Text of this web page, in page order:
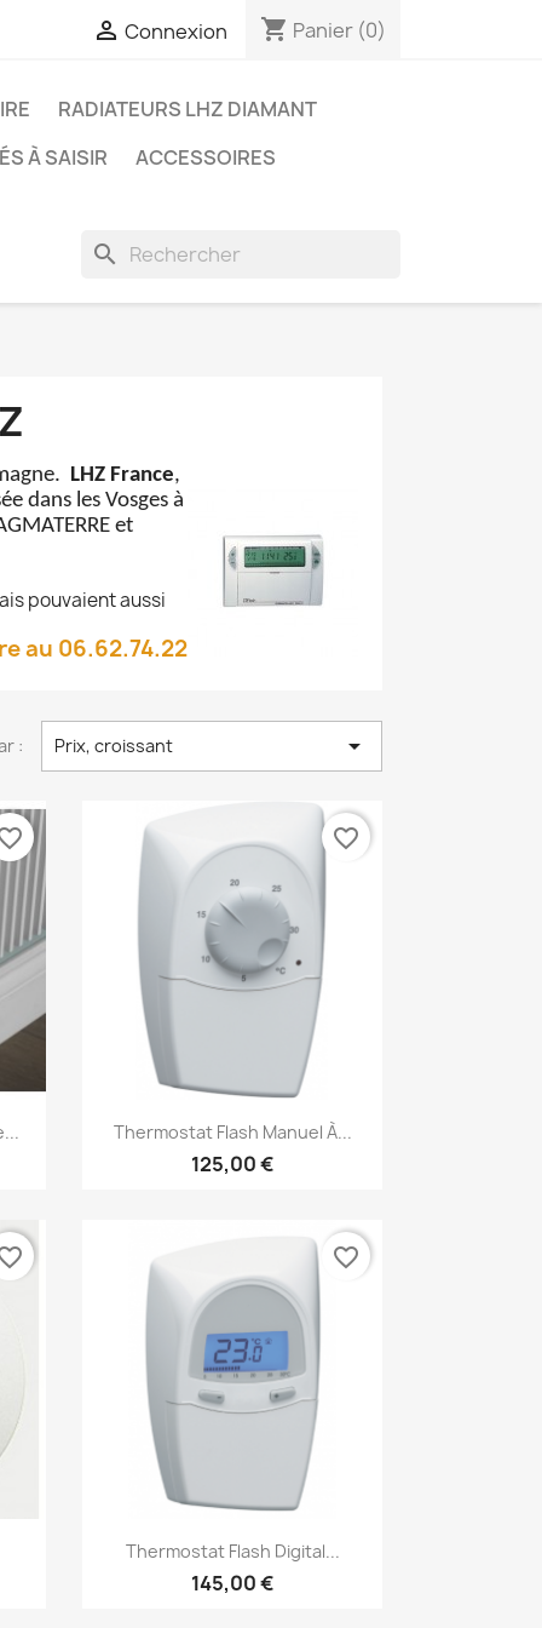
 Connexion shopping_cart Panier (0)
RADIATEURS LHZ DIAMANT
À SAISIR
ACCESSOIRES
search
LHZ France,
dans les Vosges à
et
pouvaient aussi
au 06.62.74.22
: Prix, croissant 
Aperçu rapide
Thermostat Flash Manuel À...
125,00 €
favorite_border
Aperçu rapide
Thermostat Flash Digital...
145,00 €
favorite_border